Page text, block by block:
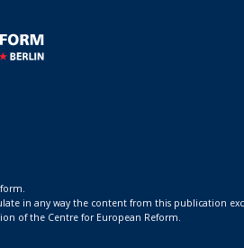
in any way the content from this publication
of the Centre for European Reform.